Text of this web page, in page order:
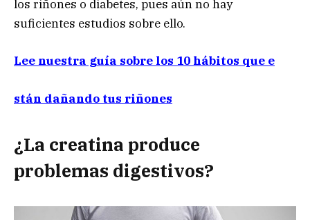
los riñones o diabetes, pues aún no hay
suficientes estudios sobre ello.
Lee nuestra guía sobre los 10 hábitos que e
stán dañando tus riñones
¿La creatina produce
problemas digestivos?